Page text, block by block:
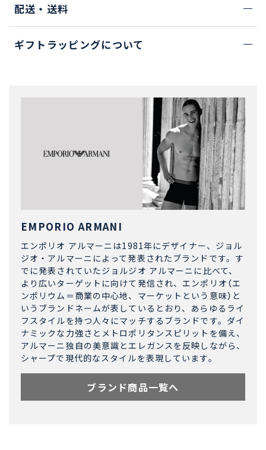
配送・送料
ギフトラッピングについて
EMPORIO ARMANI
エンポリオ アルマーニは1981年にデザイナー、ジョル
ジオ・アルマーニによって発表されたブランドです。す
でに発表されていたジョルジオ アルマーニに比べて、
より広いターゲットに向けて発信され、エンポリオ（エ
ンポリウム＝商業の中心地、マーケットという意味）と
いうブランドネームが表しているとおり、あらゆるライ
フスタイルを持つ人々にマッチするブランドです。ダイ
ナミックな力強さとメトロポリタンスピリットを備え、
アルマーニ独自の美意識とエレガンスを反映しながら、
シャープで現代的なスタイルを表現しています。
ブランド商品一覧へ